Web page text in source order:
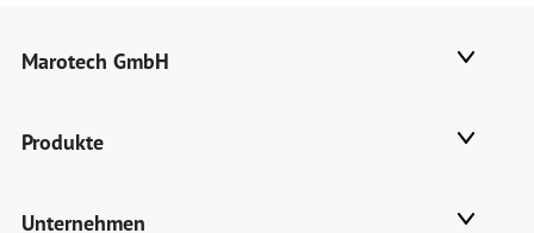
Marotech GmbH
Produkte
Unternehmen